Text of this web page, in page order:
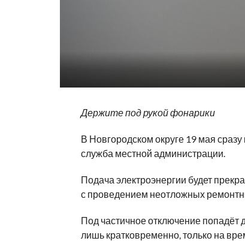
Держите под рукой фонарики
В Новгородском округе 19 мая
служба местной администрации.
Подача электроэнергии будет
с проведением неотложных
Под частичное отключение
лишь кратковременно, только на